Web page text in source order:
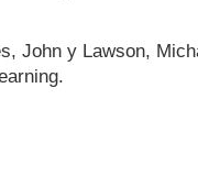
John y Lawson,